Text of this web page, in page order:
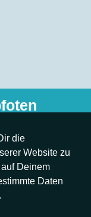
die
Website zu
Deinem
Daten